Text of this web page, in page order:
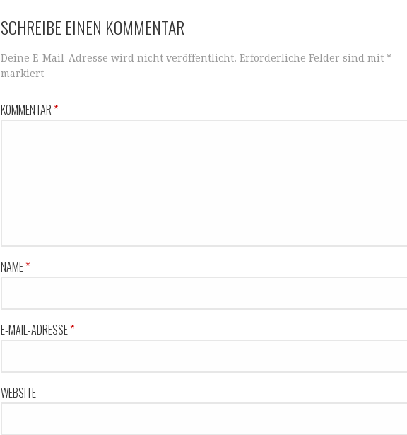
SCHREIBE EINEN KOMMENTAR
Deine E-Mail-Adresse wird nicht veröffentlicht. Erforderliche Felder sind mit *
markiert
KOMMENTAR*
NAME*
E-MAIL-ADRESSE*
WEBSITE